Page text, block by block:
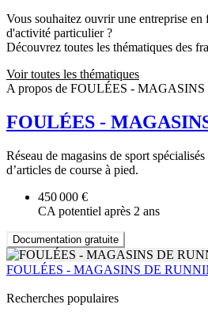
Vous souhaitez ouvrir une entreprise en
d'activité particulier ?
Découvrez toutes les thématiques des
Voir toutes les thématiques
A propos de FOULÉES -
FOULÉES -
Réseau de magasins de sport
d’articles de course à pied.
450 000 €
CA potentiel après 2 ans
Documentation gratuite
FOULÉES - MAGASINS DE
Recherches populaires